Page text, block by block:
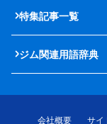
特集記事一覧
ジム関連用語辞典
会社概要 サイ